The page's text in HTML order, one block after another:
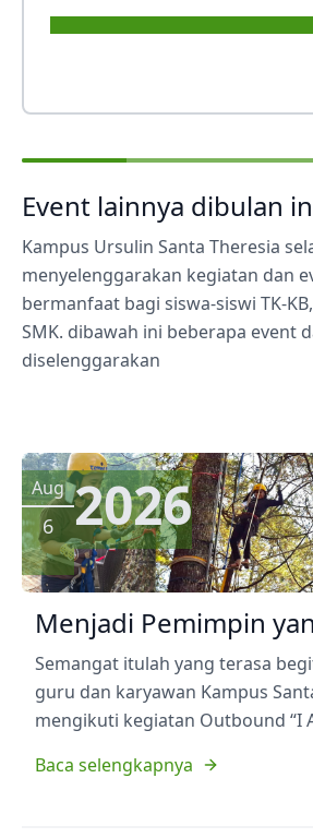
Event lainnya dibulan
Kampus Ursulin Santa Theresia
menyelenggarakan kegiatan dan
bermanfaat bagi siswa-siswi TK-KB,
SMK. dibawah ini beberapa event
diselenggarakan
Aug
6 2026
Menjadi Pemimpin
Semangat itulah yang terasa
guru dan karyawan Kampus
mengikuti kegiatan Outbound “I
Baca selengkapnya